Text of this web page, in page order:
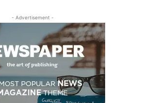
- Advertisement -